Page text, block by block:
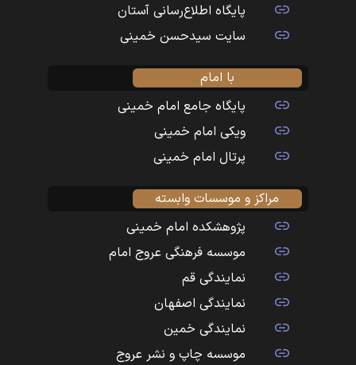
پایگاه اطلاع‌رسانی آستان
سایت سیدحسن خمینی
با امام
پایگاه جامع امام خمینی
ویکی امام خمینی
پرتال امام خمینی
مراکز و موسسات وابسته
پژوهشکده امام خمینی
موسسه فرهنگی عروج امام
نمایندگی قم
نمایندگی اصفهان
نمایندگی خمین
موسسه چاپ و نشر عروج